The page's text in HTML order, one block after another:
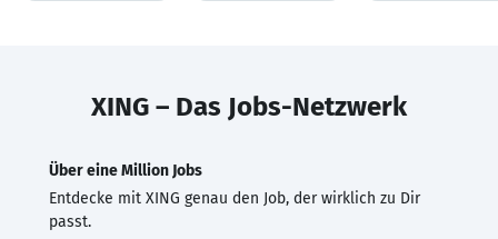
XING – Das Jobs-Netzwerk
Über eine Million Jobs
Entdecke mit XING genau den Job, der wirklich zu Dir
passt.